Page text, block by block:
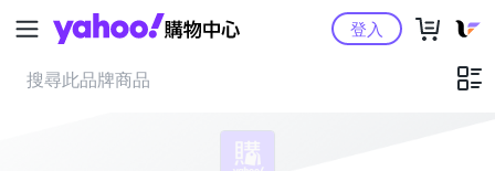
Yahoo購物中心登入